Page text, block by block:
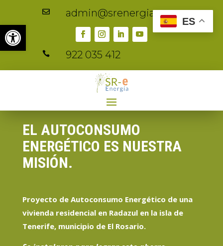
Abrir barra de herramientas
 admin@srenergia.es
 922 035 412
EL AUTOCONSUMO
ENERGÉTICO ES NUESTRA
MISIÓN.
Proyecto de Autoconsumo Energético de una
vivienda residencial en Radazul en la isla de
Tenerife, municipio de El Rosario.
ES